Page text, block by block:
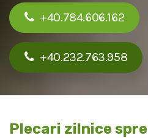
+40.784.606.162
+40.232.763.958
Plecari zilnice